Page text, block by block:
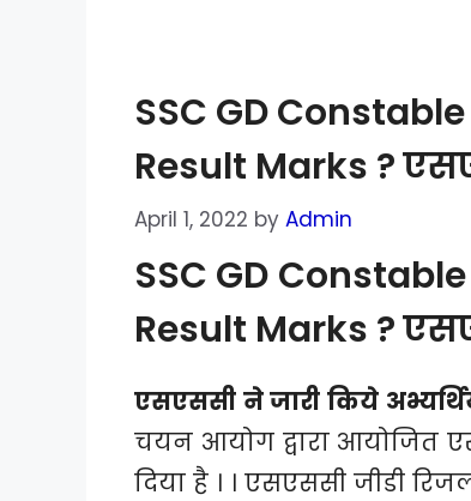
SSC GD
Result Marks ?
April 1, 2022 by Admin
SSC GD
Result Marks ?
एसएससी ने जारी किये
चयन आयोग द्वारा आयोजित
दिया है । । एसएससी जीडी